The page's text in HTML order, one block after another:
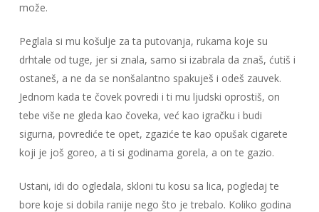
može.
Peglala si mu košulje za ta putovanja, rukama koje su
drhtale od tuge, jer si znala, samo si izabrala da znaš, ćutiš i
ostaneš, a ne da se nonšalantno spakuješ i odeš zauvek.
Jednom kada te čovek povredi i ti mu ljudski oprostiš, on
tebe više ne gleda kao čoveka, već kao igračku i budi
sigurna, povrediće te opet, zgaziće te kao opušak cigarete
koji je još goreo, a ti si godinama gorela, a on te gazio.
Ustani, idi do ogledala, skloni tu kosu sa lica, pogledaj te
bore koje si dobila ranije nego što je trebalo. Koliko godina